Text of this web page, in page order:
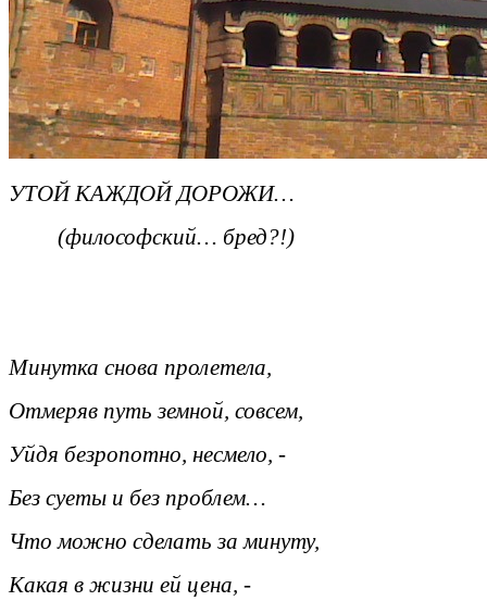
УТОЙ КАЖДОЙ ДОРОЖИ…
(философский… бред?!)
Минутка снова пролетела,
Отмеряв путь земной, совсем,
Уйдя безропотно, несмело, -
Без суеты и без проблем…
Что можно сделать за минуту,
Какая в жизни ей цена, -